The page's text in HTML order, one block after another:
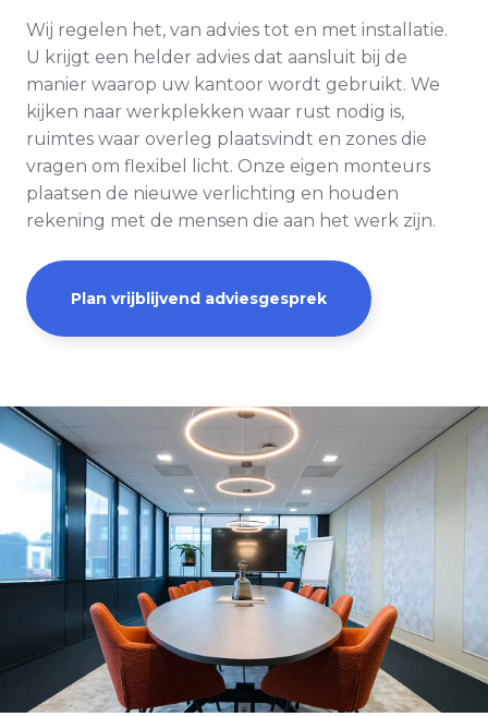
Wij regelen het, van advies tot en met installatie.
U krijgt een helder advies dat aansluit bij de
manier waarop uw kantoor wordt gebruikt. We
kijken naar werkplekken waar rust nodig is,
ruimtes waar overleg plaatsvindt en zones die
vragen om flexibel licht. Onze eigen monteurs
plaatsen de nieuwe verlichting en houden
rekening met de mensen die aan het werk zijn.
Plan vrijblijvend adviesgesprek